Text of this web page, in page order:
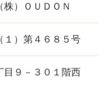
）ＯＵＤＯＮ
１）第４６８５号
目９－３０１階西